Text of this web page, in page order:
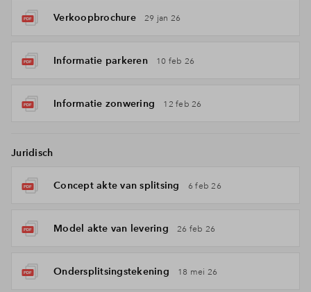
Verkoopbrochure 29 jan 26
Informatie parkeren 10 feb 26
Informatie zonwering 12 feb 26
Juridisch
Concept akte van splitsing 6 feb 26
Model akte van levering 26 feb 26
Ondersplitsingstekening 18 mei 26